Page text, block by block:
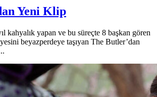
Yeni Klip
kahyalık yapan ve bu süreçte 8 başkan gören
beyazperdeye taşıyan The Butler’dan